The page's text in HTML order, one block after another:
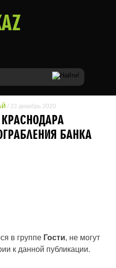
/ 23 декабрь 2020
БАНКА
в группе Гости, не могут
к данной публикации.